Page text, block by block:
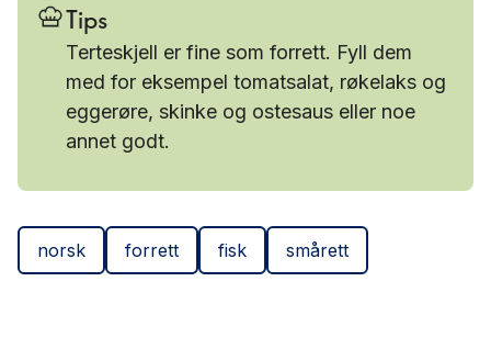
Tips
Terteskjell er fine som forrett. Fyll dem
med for eksempel tomatsalat, røkelaks og
eggerøre, skinke og ostesaus eller noe
annet godt.
norsk forrett fisk smårett